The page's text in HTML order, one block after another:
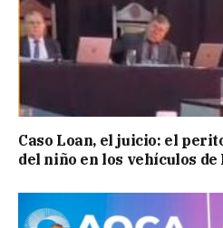
Caso Loan, el juicio: el
del niño en los vehículos de